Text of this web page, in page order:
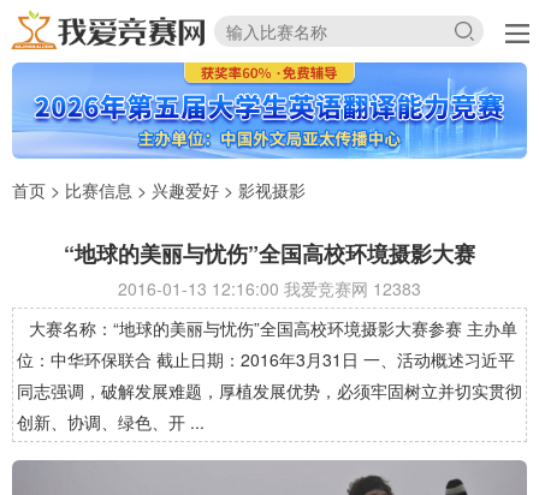
首页 > 比赛信息 > 兴趣爱好 > 影视摄影
“地球的美丽与忧伤”全国高校环境摄影大赛
2016-01-13 12:16:00 我爱竞赛网 12383
大赛名称：“地球的美丽与忧伤”全国高校环境摄影大赛参赛 主办单
位：中华环保联合 截止日期：2016年3月31日 一、活动概述习近平
同志强调，破解发展难题，厚植发展优势，必须牢固树立并切实贯彻
创新、协调、绿色、开 ...